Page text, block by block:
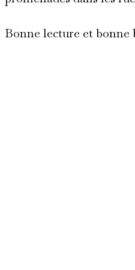
Bonne lecture et bonne